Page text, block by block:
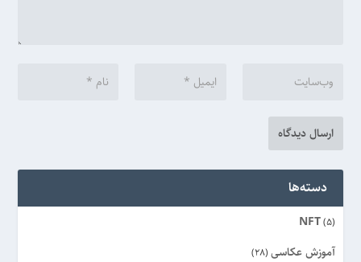
دسته‌ها
NFT(5)
آموزش عکاسی (28)